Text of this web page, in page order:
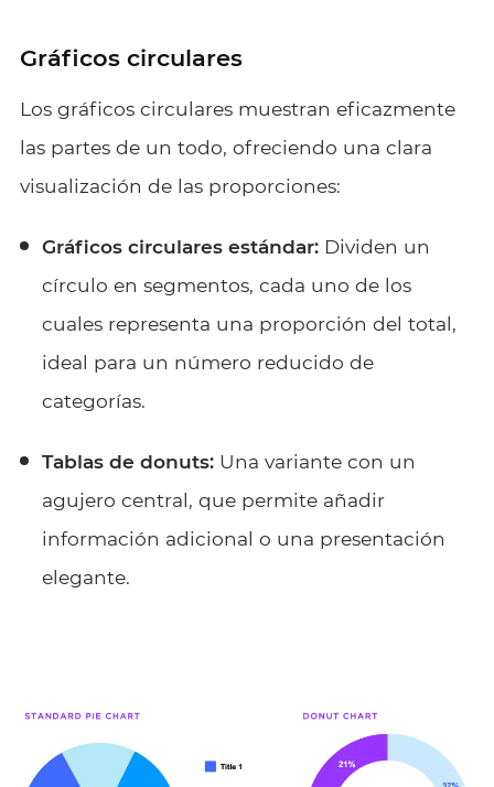
Gráficos circulares
Los gráficos circulares muestran eficazmente
las partes de un todo, ofreciendo una clara
visualización de las proporciones:
Gráficos circulares estándar:Dividen un
círculo en segmentos, cada uno de los
cuales representa una proporción del total,
ideal para un número reducido de
categorías.
Tablas de donuts:Una variante con un
agujero central, que permite añadir
información adicional o una presentación
elegante.